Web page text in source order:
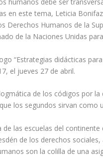
humanos debe ser
en este tema, Leticia
Derechos Humanos de la
de la Naciones Unidas
“Estrategias didácticas
el jueves 27 de abril.
de los códigos por
los segundos sirvan
las escuelas del
de los derechos
son la colilla de una